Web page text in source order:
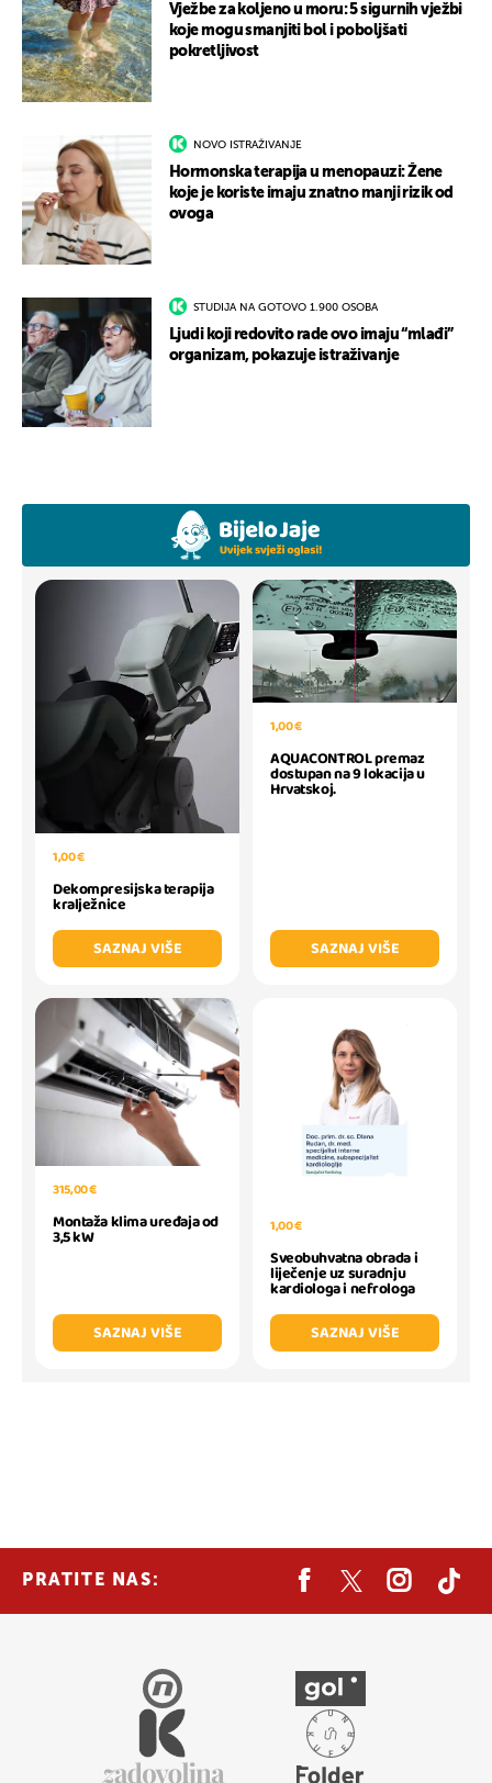
Vježbe za koljeno u moru: 5 sigurnih vježbi
koje mogu smanjiti bol i poboljšati
pokretljivost
NOVO ISTRAŽIVANJE
Hormonska terapija u menopauzi: Žene
koje je koriste imaju znatno manji rizik od
ovoga
STUDIJA NA GOTOVO 1.900 OSOBA
Ljudi koji redovito rade ovo imaju “mlađi”
organizam, pokazuje istraživanje
1,00 €
Dekompresijska terapija
kralježnice
SAZNAJ VIŠE
1,00 €
AQUACONTROL premaz
dostupan na 9 lokacija u
Hrvatskoj.
SAZNAJ VIŠE
315,00 €
Montaža klima uređaja od
3,5 kW
SAZNAJ VIŠE
1,00 €
Sveobuhvatna obrada i
liječenje uz suradnju
kardiologa i nefrologa
SAZNAJ VIŠE
PRATITE NAS: